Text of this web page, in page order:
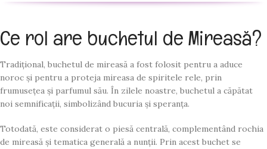
Ce rol are buchetul de Mireasă?
Tradițional, buchetul de mireasă a fost folosit pentru a aduce
noroc și pentru a proteja mireasa de spiritele rele, prin
frumusețea și parfumul său. În zilele noastre, buchetul a căpătat
noi semnificații, simbolizând bucuria și speranța.
Totodată, este considerat o piesă centrală, complementând rochia
de mireasă și tematica generală a nunții. Prin acest buchet se